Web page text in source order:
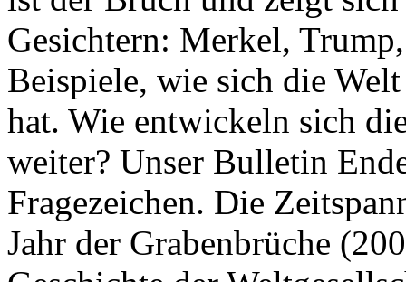
Gesichtern: Merkel,
Beispiele, wie sich die
hat. Wie entwickeln sich
weiter? Unser Bulletin
Fragezeichen. Die
Jahr der Grabenbrüche